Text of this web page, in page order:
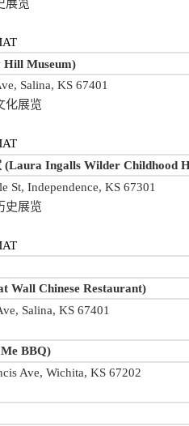
展览
Hill Museum)
Salina, KS 67401
化展览
(Laura Ingalls Wilder Childhood
St, Independence, KS 67301
史展览
Wall Chinese Restaurant)
Salina, KS 67401
BBQ)
Ave, Wichita, KS 67202